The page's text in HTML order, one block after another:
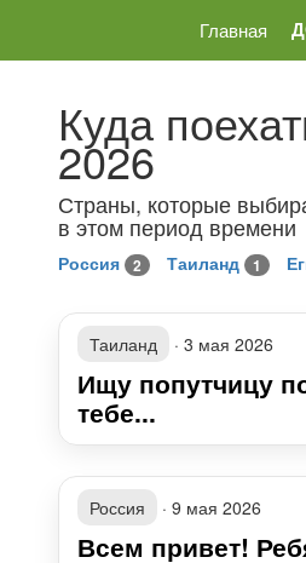
Главная
Куда
2026
Страны, которые
в этом период времени
Россия 2 Таиланд 1
Таиланд · 3 мая 2026
Ищу попутчицу
тебе...
Россия · 9 мая 2026
Всем привет!